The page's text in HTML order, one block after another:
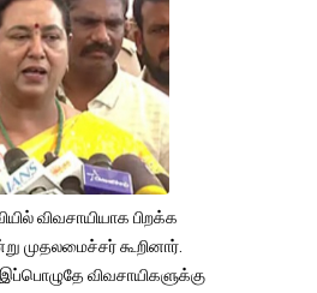
விவசாயியாக பிறக்க
முதலமைச்சர் கூறினார்.
விவசாயிகளுக்கு